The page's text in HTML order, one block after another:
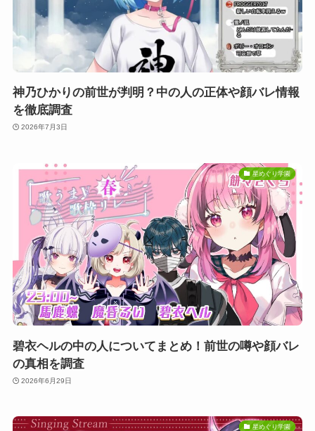
神乃ひかりの前世が判明？中の人の正体や顔バレ情報
を徹底調査
2026年7月3日
星めぐり学園
碧衣ヘルの中の人についてまとめ！前世の噂や顔バレ
の真相を調査
2026年6月29日
星めぐり学園